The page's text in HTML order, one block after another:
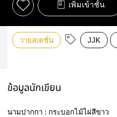
เพิ่มเข้าชั้น
วายสเตชั่น JJK
ข้อมูลนักเขียน
นามปากกา : กระบอกไม้ไผ่สีขาว